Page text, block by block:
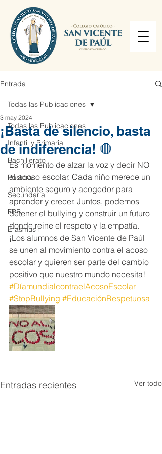
Entrada
Todas las Publicaciones
Infantil y Primaria
Bachillerato
Pastoral
Secundaria
FPB
Erasmus+
Todas las Publicaciones
¡Basta de silencio, basta
de indiferencia! 🛑
3 may 2024
Es momento de alzar la voz y decir NO
al acoso escolar. Cada niño merece un
ambiente seguro y acogedor para
aprender y crecer. Juntos, podemos
detener el bullying y construir un futuro
donde reine el respeto y la empatía.
¡Los alumnos de San Vicente de Paúl
se unen al movimiento contra el acoso
escolar y quieren ser parte del cambio
positivo que nuestro mundo necesita!
#DíamundialcontraelAcosoEscolar
#StopBullying #EducaciónRespetuosa
Entradas recientes Ver todo